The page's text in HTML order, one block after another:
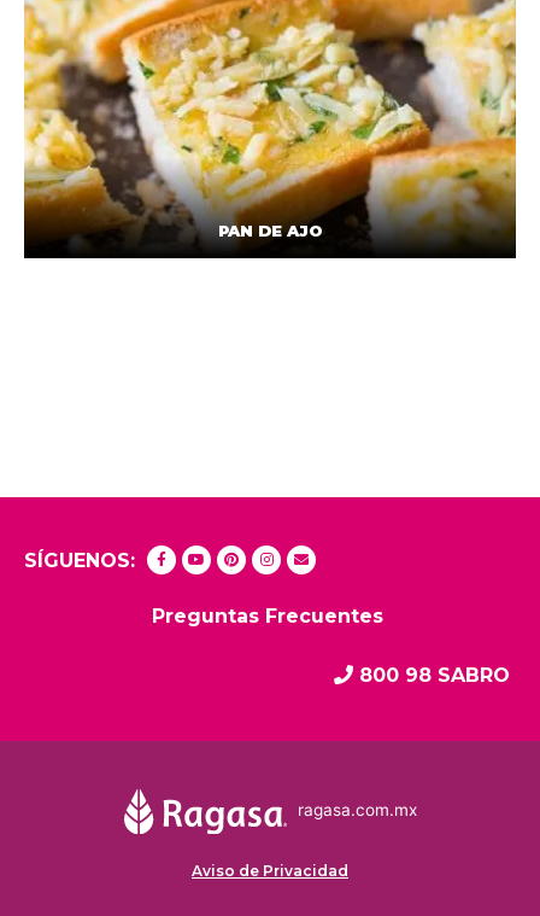
PAN DE AJO
SÍGUENOS:
Preguntas Frecuentes
800 98 SABRO
ragasa.com.mx
Aviso de Privacidad